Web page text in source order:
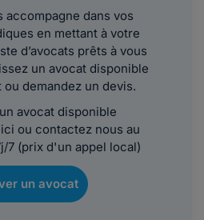
accompagne dans vos
en mettant à votre
d’avocats prêts à vous
un avocat disponible
demandez un devis.
avocat disponible
ou contactez nous au
7 (prix d'un appel local)
un avocat